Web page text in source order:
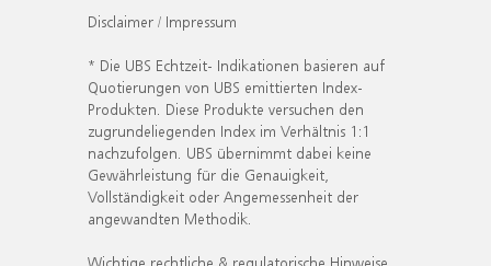
Disclaimer / Impressum
* Die UBS Echtzeit- Indikationen basieren auf
Quotierungen von UBS emittierten Index-
Produkten. Diese Produkte versuchen den
zugrundeliegenden Index im Verhältnis 1:1
nachzufolgen. UBS übernimmt dabei keine
Gewährleistung für die Genauigkeit,
Vollständigkeit oder Angemessenheit der
angewandten Methodik.